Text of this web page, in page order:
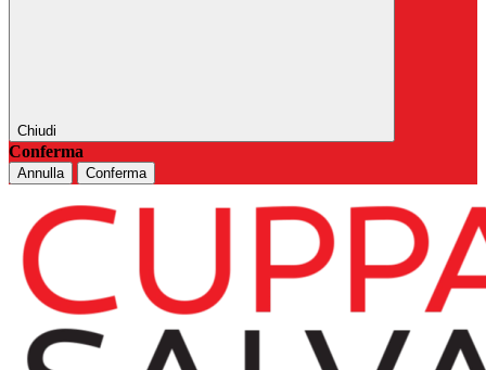
Chiudi
Conferma
Annulla Conferma